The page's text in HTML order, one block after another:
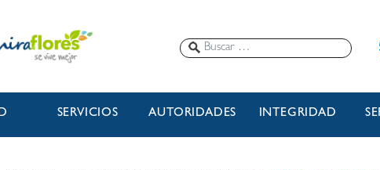
SERVICIOS AUTORIDADES INTEGRIDAD